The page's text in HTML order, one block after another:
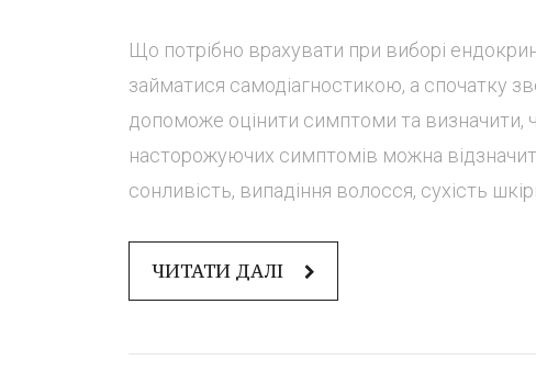
Що потрібно врахувати при виборі
займатися самодіагностикою, а спочатку
допоможе оцінити симптоми та визначити,
насторожуючих симптомів можна
сонливість, випадіння волосся, сухість
ЧИТАТИ ДАЛІ